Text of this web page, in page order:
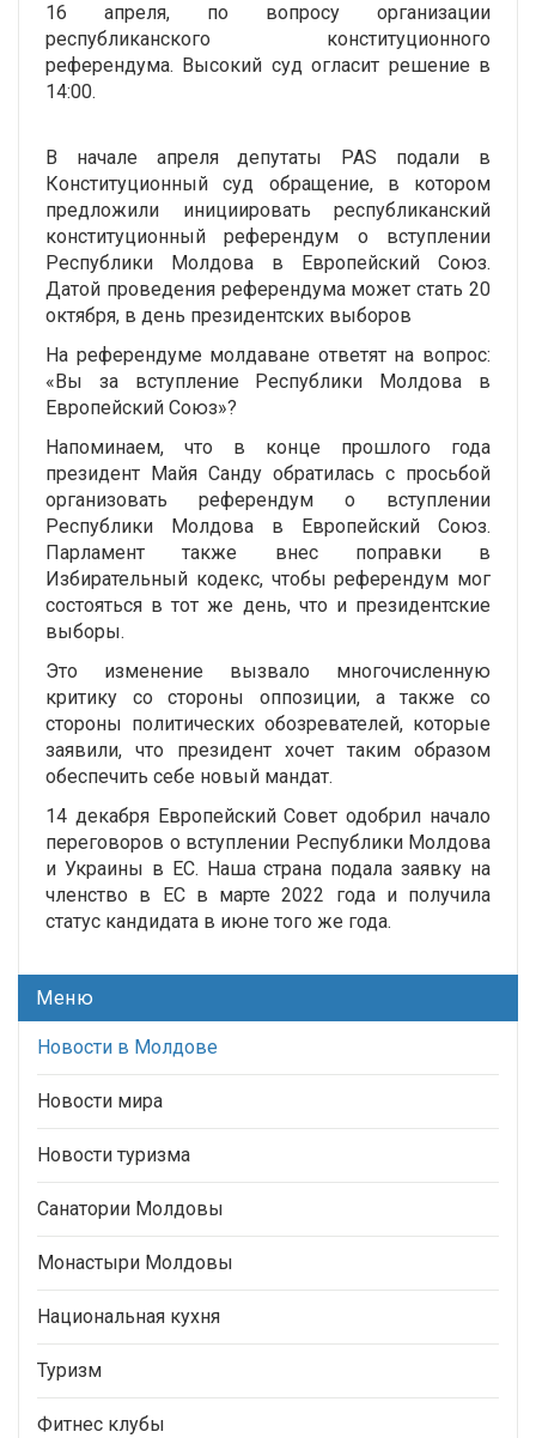
16 апреля, по вопросу организации
республиканского конституционного
референдума. Высокий суд огласит решение в
14:00.
В начале апреля депутаты PAS подали в
Конституционный суд обращение, в котором
предложили инициировать республиканский
конституционный референдум о вступлении
Республики Молдова в Европейский Союз.
Датой проведения референдума может стать 20
октября, в день президентских выборов
На референдуме молдаване ответят на вопрос:
«Вы за вступление Республики Молдова в
Европейский Союз»?
Напоминаем, что в конце прошлого года
президент Майя Санду обратилась с просьбой
организовать референдум о вступлении
Республики Молдова в Европейский Союз.
Парламент также внес поправки в
Избирательный кодекс, чтобы референдум мог
состояться в тот же день, что и президентские
выборы.
Это изменение вызвало многочисленную
критику со стороны оппозиции, а также со
стороны политических обозревателей, которые
заявили, что президент хочет таким образом
обеспечить себе новый мандат.
14 декабря Европейский Совет одобрил начало
переговоров о вступлении Республики Молдова
и Украины в ЕС. Наша страна подала заявку на
членство в ЕС в марте 2022 года и получила
статус кандидата в июне того же года.
Меню
Новости в Молдове
Новости мира
Новости туризма
Санатории Молдовы
Монастыри Молдовы
Национальная кухня
Туризм
Фитнес клубы